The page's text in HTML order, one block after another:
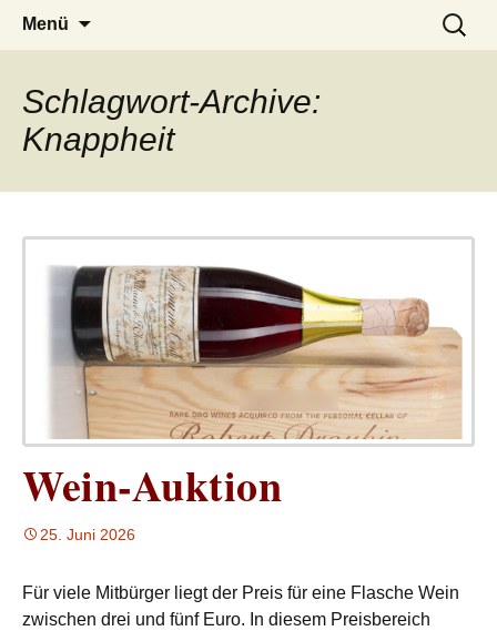
LUCKX
– das Magazin
Menü
Suchen
nach:
Schlagwort-Archive:
Knappheit
Wein-Auktion
25. Juni 2026
Für viele Mitbürger liegt der Preis für eine Flasche Wein
zwischen drei und fünf Euro. In diesem Preisbereich